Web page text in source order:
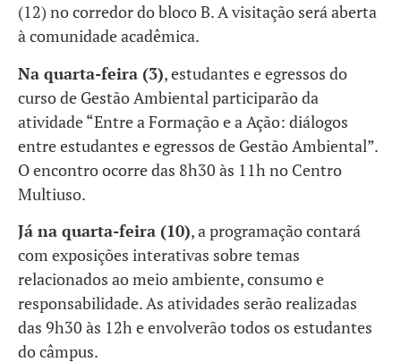
(12) no corredor do bloco B. A visitação será aberta
à comunidade acadêmica.
Na quarta-feira (3), estudantes e egressos do
curso de Gestão Ambiental participarão da
atividade “Entre a Formação e a Ação: diálogos
entre estudantes e egressos de Gestão Ambiental”.
O encontro ocorre das 8h30 às 11h no Centro
Multiuso.
Já na quarta-feira (10), a programação contará
com exposições interativas sobre temas
relacionados ao meio ambiente, consumo e
responsabilidade. As atividades serão realizadas
das 9h30 às 12h e envolverão todos os estudantes
do câmpus.